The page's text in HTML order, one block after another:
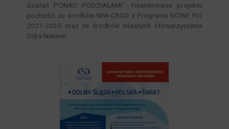
działań PONAD PODZIAŁAMI”. Finansowanie projektu
pochodzi ze środków NIW-CRSO z Programu NOWE FIO
2021-2030 oraz ze środków własnych Stowarzyszenia
Odra-Niemen.